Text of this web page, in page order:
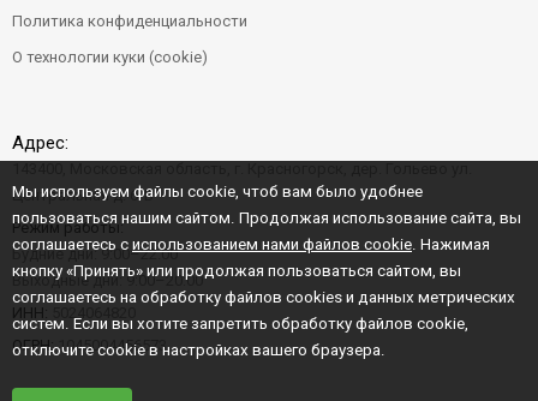
Политика конфиденциальности
О технологии куки (cookie)
Адрес:
Центральная д. 6"Б"
Режим работы:
Будние дни: 9:00–22:00
Выходные дни: 9:00–20:00
ИНН:
ОГРН:1045004456573
Мы используем файлы cookie, чтоб вам было удобнее
пользоваться нашим сайтом. Продолжая использование сайта, вы
соглашаетесь с использованием нами файлов cookie . Нажимая
кнопку «Принять» или продолжая пользоваться сайтом, вы
соглашаетесь на обработку файлов cookies и данных метрических
систем. Если вы хотите запретить обработку файлов cookie,
отключите cookie в настройках вашего браузера.